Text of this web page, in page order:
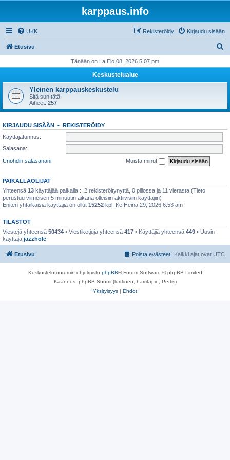
karppaus.info
UKK Kirjaudu sisään
Rekisteröidy
Etusivu
i
Tänään on La Elo 08, 2026 5:07 pm
Keskustelualue
Yleinen karppauskeskustelu
Sitä sun tätä
Aiheet: 257
KIRJAUDU SISÄÄN • REKISTERÖIDY
Käyttäjätunnus:
Salasana:
Unohdin salasanani
Muista minut
PAIKALLAOLIJAT
Yhteensä 13 käyttäjää paikalla :: 2 rekisteröitynyttä, 0 piilossa ja 11 vierasta (Tieto
perustuu viimeisen 5 minuutin aikana olleisiin aktiivisiin käyttäjiin)
Eniten yhtaikaisia käyttäjiä on ollut 15252 kpl, Ke Heinä 29, 2026 6:53 am
TILASTOT
Viestejä yhteensä 50434 • Viestiketjuja yhteensä 417 • Käyttäjiä yhteensä 449 • Uusin
käyttäjä jazzhole
Etusivu Kaikki ajat ovat UTC
Poista evästeet
Keskustelufoorumin ohjelmisto phpBB® Forum Software © phpBB Limited
Käännös: phpBB Suomi (lurttinen, harritapio, Pettis)
Yksityisyys | Ehdot